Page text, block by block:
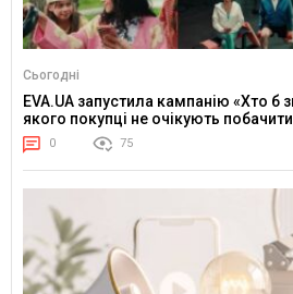
Сьогодні
EVA.UA запустила кампанію «Хто б
якого покупці не очікують
0 75